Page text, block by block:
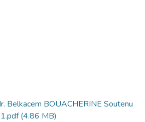
Belkacem BOUACHERINE Soutenu
(4.86 MB)